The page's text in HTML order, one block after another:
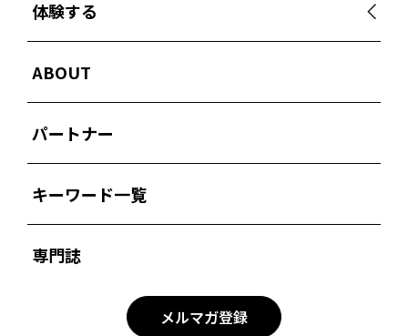
体験する
ABOUT
パートナー
キーワード一覧
専門誌
メルマガ登録